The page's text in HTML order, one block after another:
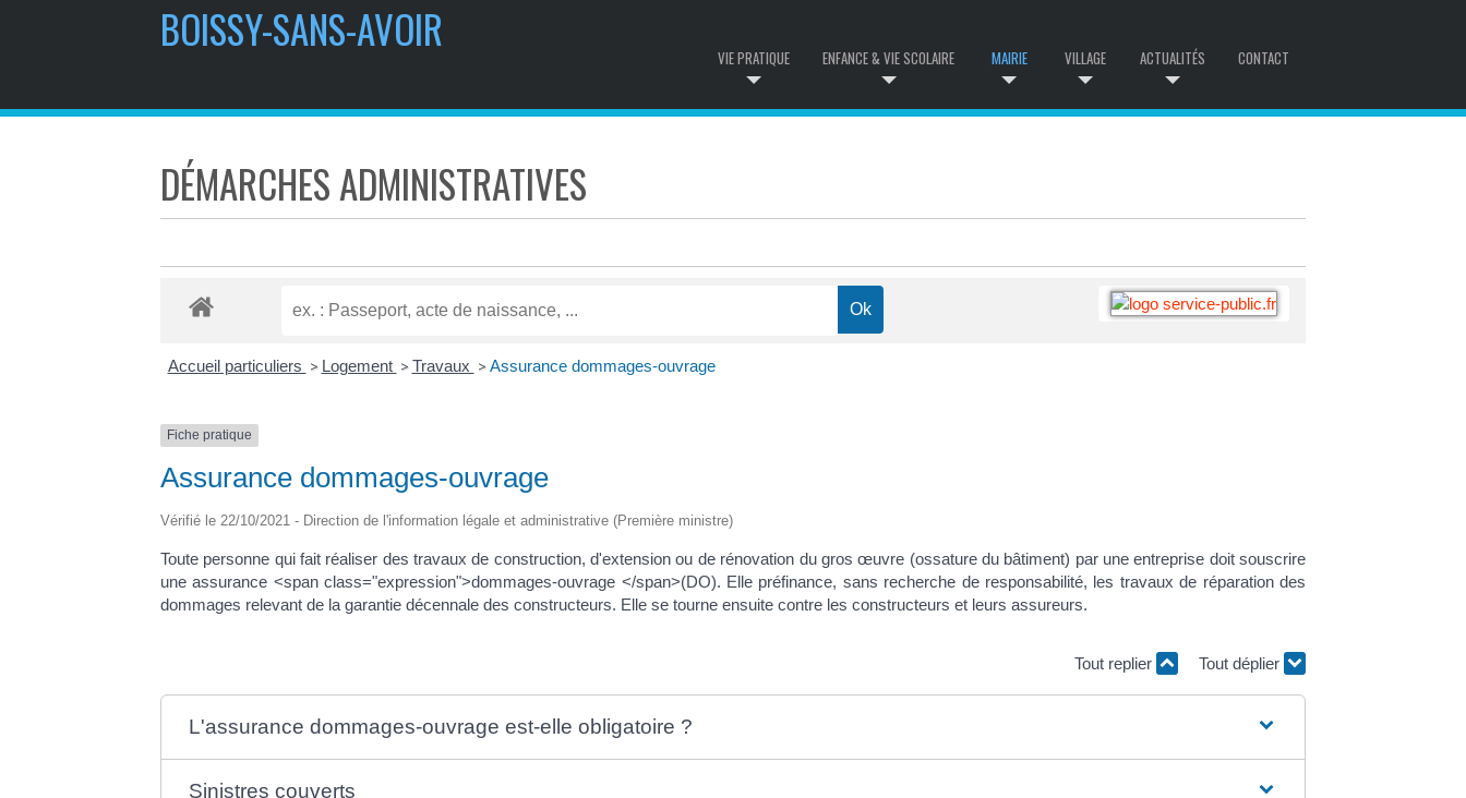
BOISSY-SANS-AVOIR
CONTACT
ACTUALITÉS
VILLAGE
MAIRIE
ENFANCE & VIE SCOLAIRE
VIE PRATIQUE
DÉMARCHES ADMINISTRATIVES
Accueil particuliers > Logement > Travaux > Assurance dommages-ouvrage
Fiche pratique
Assurance dommages-ouvrage
Vérifié le 22/10/2021 - Direction de l'information légale et administrative (Première ministre)
Toute personne qui fait réaliser des travaux de construction, d'extension ou de rénovation du gros œuvre (ossature du bâtiment) par une entreprise doit souscrire
une assurance <span class="expression">dommages-ouvrage </span>(DO). Elle préfinance, sans recherche de responsabilité, les travaux de réparation des
dommages relevant de la garantie décennale des constructeurs. Elle se tourne ensuite contre les constructeurs et leurs assureurs.
Tout replier Tout déplier
L'assurance dommages-ouvrage est-elle obligatoire ?
Sinistres couverts